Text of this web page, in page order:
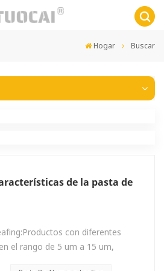
Hogar Buscar
de la pasta de
con diferentes
el rango de 5 um a 15 um,